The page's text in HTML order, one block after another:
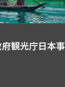
観光庁日本